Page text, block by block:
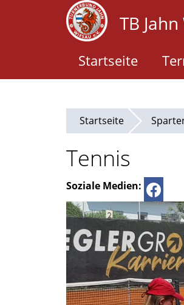
TB
Startseite
Startseite
Tennis
Soziale Medien: